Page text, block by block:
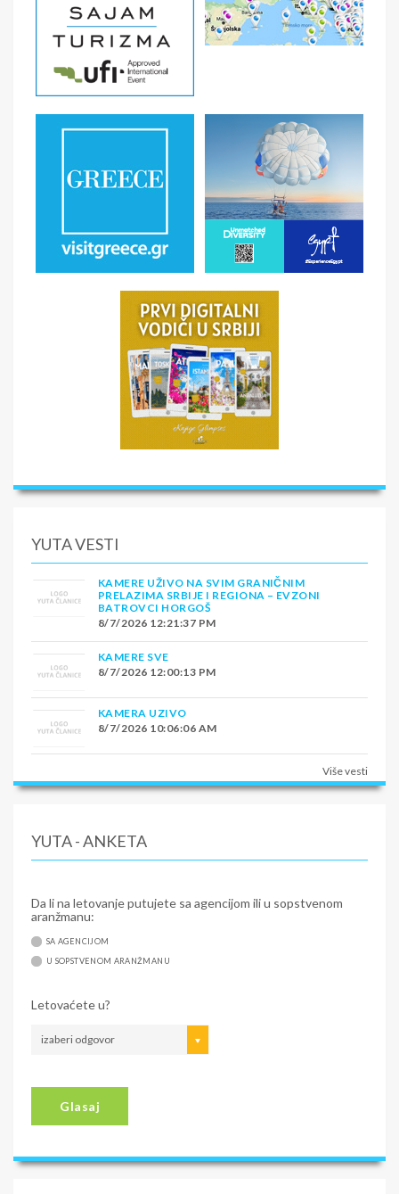
YUTA VESTI
KAMERE UŽIVO NA SVIM GRANIČNIM
PRELAZIMA SRBIJE I REGIONA – EVZONI
BATROVCI HORGOŠ
8/7/2026 12:21:37 PM
KAMERE SVE
8/7/2026 12:00:13 PM
KAMERA UZIVO
8/7/2026 10:06:06 AM
Više vesti
YUTA - ANKETA
Da li na letovanje putujete sa agencijom ili u sopstvenom
aranžmanu:
SA AGENCIJOM
U SOPSTVENOM ARANŽMANU
Letovaćete u?
izaberi odgovor
Glasaj